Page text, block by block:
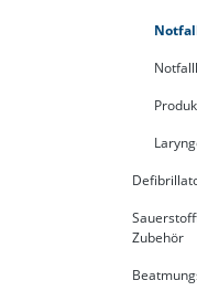
Zubehör